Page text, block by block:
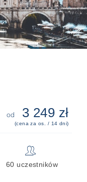
od 3 249 zł
(cena za os. / 14 dni)
👥
60 uczestników